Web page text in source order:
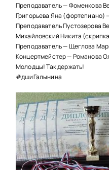
Преподаватель — Фоменкова
Григорьева Яна (фортепиано)
Преподаватель Пустозерова
Михайловский Никита
Преподаватель — Щеглова
Концертмейстер — Романова
Молодцы! Так держать!
#дшиГалынина